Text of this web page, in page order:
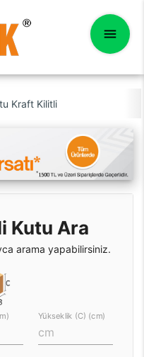
Kraft Kilitli
Kutu Ara
arama yapabilirsiniz.
Yükseklik (C) (cm)